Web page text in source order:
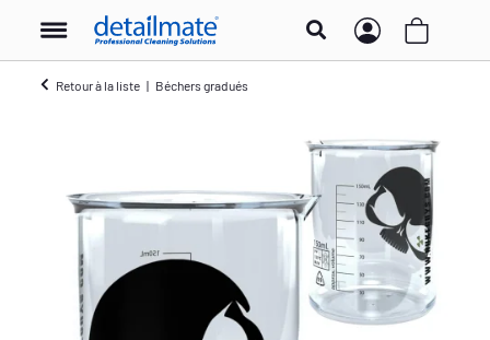
Retour à la liste Béchers gradués